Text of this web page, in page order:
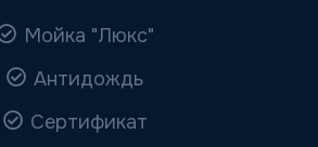
Мойка "Люкс"
Антидождь
Сертификат